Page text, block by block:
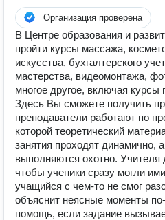
Организация проверена
В Центре образования и
пройти курсы массажа,
искусства, бухгалтерского
мастерства, видеомонтажа,
многое другое, включая
Здесь Вы сможете получить
преподаватели работают по
которой теоретический
занятия проходят динамично,
выполняются охотно. Учителя
чтобы ученики сразу могли
учащийся с чем-то не смог
объяснит неясные моменты
помощь, если задание